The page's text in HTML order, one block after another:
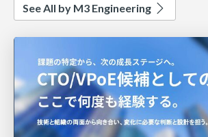
See All by M3 Engineering